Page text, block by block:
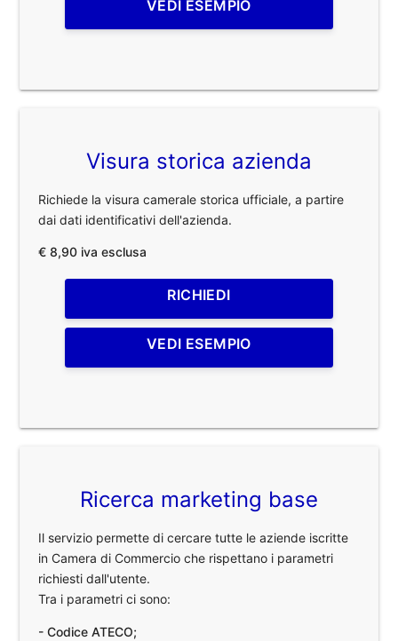
VEDI ESEMPIO
Visura storica azienda
Richiede la visura camerale storica ufficiale, a partire
dai dati identificativi dell'azienda.
€ 8,90 iva esclusa
RICHIEDI
VEDI ESEMPIO
Ricerca marketing base
Il servizio permette di cercare tutte le aziende iscritte
in Camera di Commercio che rispettano i parametri
richiesti dall'utente.
Tra i parametri ci sono:
- Codice ATECO;